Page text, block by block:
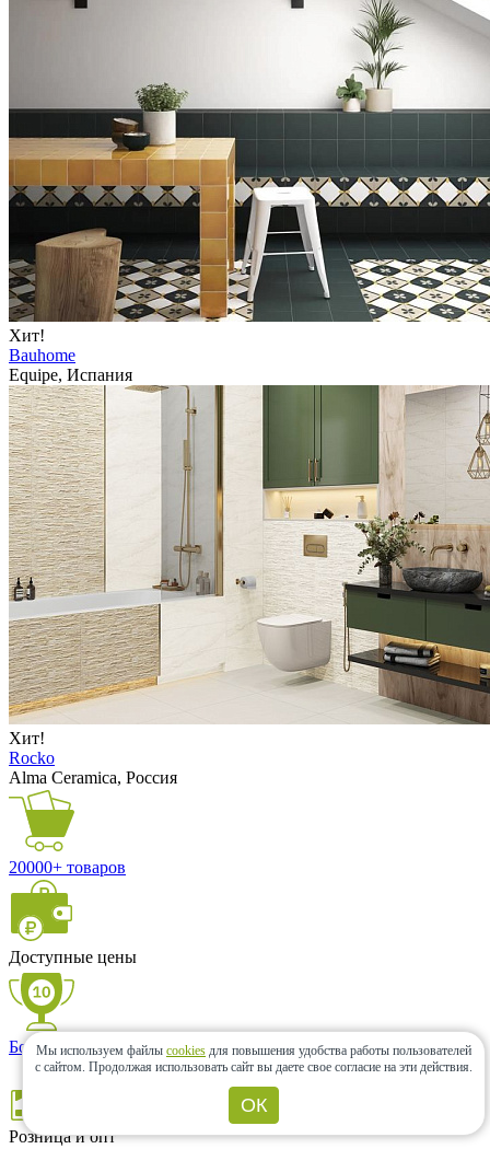
Хит!
Bauhome
Equipe, Испания
Хит!
Rocko
Alma Ceramica, Россия
20000+ товаров
Доступные цены
Более 10 лет с Вами
Розница и опт
Мы используем файлы cookies для повышения удобства работы пользователей
с сайтом. Продолжая использовать сайт вы даете свое согласие на эти действия.
ОК